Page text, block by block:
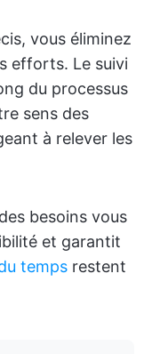
vous éliminez
efforts. Le suivi
du processus
sens des
à relever les
besoins vous
et garantit
temps restent